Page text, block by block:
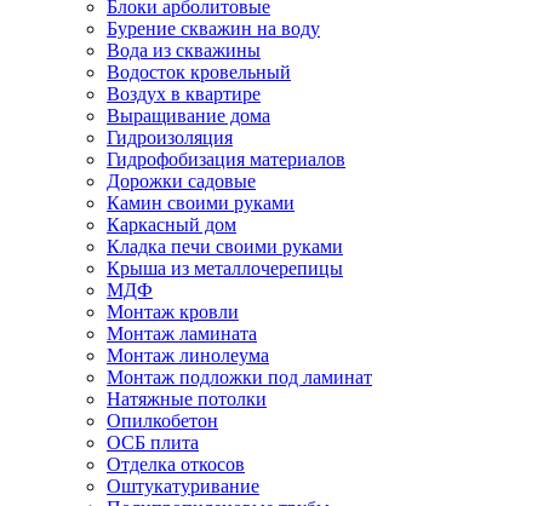
Блоки арболитовые
Бурение скважин на воду
Вода из скважины
Водосток кровельный
Воздух в квартире
Выращивание дома
Гидроизоляция
Гидрофобизация материалов
Дорожки садовые
Камин своими руками
Каркасный дом
Кладка печи своими руками
Крыша из металлочерепицы
МДФ
Монтаж кровли
Монтаж ламината
Монтаж линолеума
Монтаж подложки под ламинат
Натяжные потолки
Опилкобетон
ОСБ плита
Отделка откосов
Оштукатуривание